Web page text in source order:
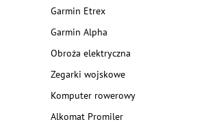
Garmin Etrex
Garmin Alpha
Obroża elektryczna
Zegarki wojskowe
Komputer rowerowy
Alkomat Promiler